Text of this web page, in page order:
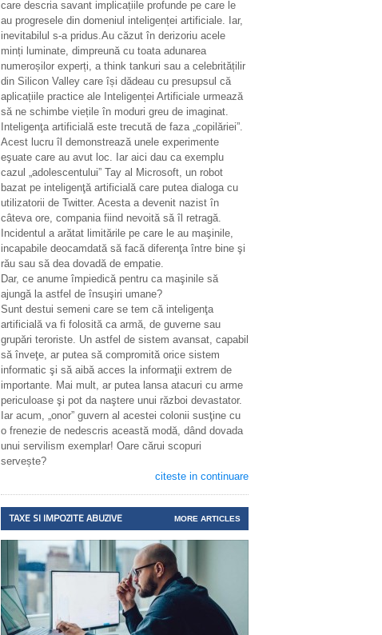
care descria savant implicațiile profunde pe care le
au progresele din domeniul inteligenței artificiale. Iar,
inevitabilul s-a pridus.Au căzut în derizoriu acele
minți luminate, dimpreună cu toata adunarea
numeroșilor experți, a think tankuri sau a celebritățilir
din Silicon Valley care își dădeau cu presupsul că
aplicațiile practice ale Inteligenței Artificiale urmează
să ne schimbe viețile în moduri greu de imaginat.
Inteligenţa artificială este trecută de faza „copilăriei”.
Acest lucru îl demonstrează unele experimente
eşuate care au avut loc. Iar aici dau ca exemplu
cazul „adolescentului” Tay al Microsoft, un robot
bazat pe inteligenţă artificială care putea dialoga cu
utilizatorii de Twitter. Acesta a devenit nazist în
câteva ore, compania fiind nevoită să îl retragă.
Incidentul a arătat limitările pe care le au maşinile,
incapabile deocamdată să facă diferenţa între bine şi
rău sau să dea dovadă de empatie.
Dar, ce anume împiedică pentru ca maşinile să
ajungă la astfel de însuşiri umane?
Sunt destui semeni care se tem că inteligenţa
artificială va fi folosită ca armă, de guverne sau
grupări teroriste. Un astfel de sistem avansat, capabil
să înveţe, ar putea să compromită orice sistem
informatic şi să aibă acces la informaţii extrem de
importante. Mai mult, ar putea lansa atacuri cu arme
periculoase şi pot da naştere unui război devastator.
Iar acum, „onor” guvern al acestei colonii susţine cu
o frenezie de nedescris această modă, dând dovada
unui servilism exemplar! Oare cărui scopuri
servește?
citeste in continuare
TAXE SI IMPOZITE ABUZIVE MORE ARTICLES